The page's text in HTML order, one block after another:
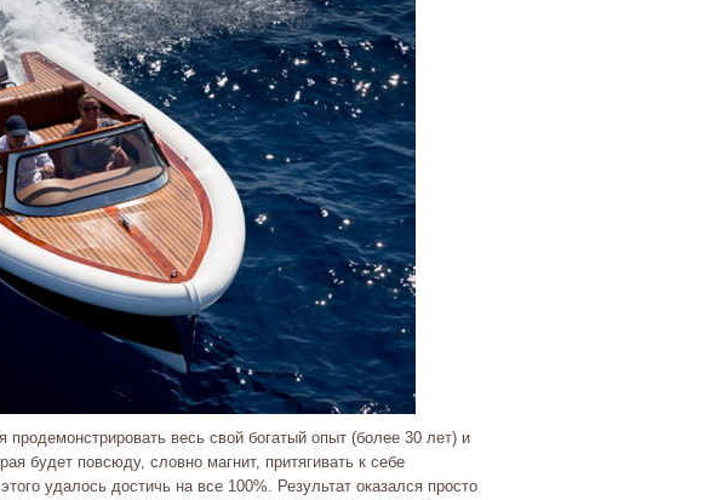
весь свой богатый опыт (более 30 лет) и
будет повсюду, словно магнит, притягивать к себе
удалось достичь на все 100%. Результат оказался просто